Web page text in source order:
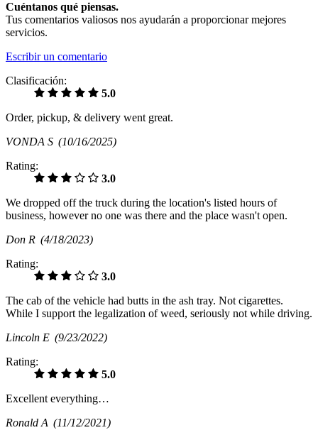
Cuéntanos qué piensas.
Tus comentarios valiosos nos ayudarán a proporcionar mejores
servicios.
Escribir un comentario
Clasificación:
5.0
Order, pickup, & delivery went great.
VONDA S (10/16/2025)
Rating:
3.0
We dropped off the truck during the location's listed hours of
business, however no one was there and the place wasn't open.
Don R (4/18/2023)
Rating:
3.0
The cab of the vehicle had butts in the ash tray. Not cigarettes.
While I support the legalization of weed, seriously not while driving.
Lincoln E (9/23/2022)
Rating:
5.0
Excellent everything…
Ronald A (11/12/2021)